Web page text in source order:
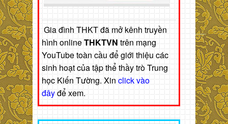
Gia đình THKT đã mở kênh truyền
hình onlineTHKTVN trên mạng
YouTube toàn cầu để giới thiệu các
sinh hoạt của tập thể thầy trò Trung
học Kiến Tường. Xin click vào
đâyđể xem.